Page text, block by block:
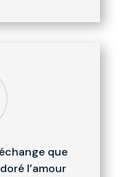
que
l’amour